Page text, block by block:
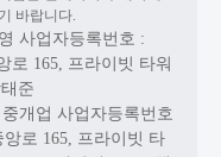
바랍니다.
사업자등록번호 :
로 165, 프라이빗 타워
준
개업 사업자등록번호
로 165, 프라이빗 타